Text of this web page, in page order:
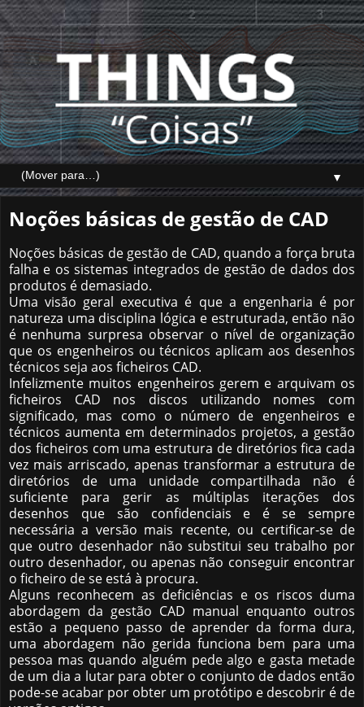
▼
Noções básicas de gestão de CAD
Noções básicas de gestão de CAD, quando a força bruta
falha e os sistemas integrados de gestão de dados dos
produtos é demasiado.
Uma visão geral executiva é que a engenharia é por
natureza uma disciplina lógica e estruturada, então não
é nenhuma surpresa observar o nível de organização
que os engenheiros ou técnicos aplicam aos desenhos
técnicos seja aos ficheiros CAD.
Infelizmente muitos engenheiros gerem e arquivam os
ficheiros CAD nos discos utilizando nomes com
significado, mas como o número de engenheiros e
técnicos aumenta em determinados projetos, a gestão
dos ficheiros com uma estrutura de diretórios fica cada
vez mais arriscado, apenas transformar a estrutura de
diretórios de uma unidade compartilhada não é
suficiente para gerir as múltiplas iterações dos
desenhos que são confidenciais e é se sempre
necessária a versão mais recente, ou certificar-se de
que outro desenhador não substitui seu trabalho por
outro desenhador, ou apenas não conseguir encontrar
o ficheiro de se está à procura.
Alguns reconhecem as deficiências e os riscos duma
abordagem da gestão CAD manual enquanto outros
estão a pequeno passo de aprender da forma dura,
uma abordagem não gerida funciona bem para uma
pessoa mas quando alguém pede algo e gasta metade
de um dia a lutar para obter o conjunto de dados então
pode-se acabar por obter um protótipo e descobrir é de